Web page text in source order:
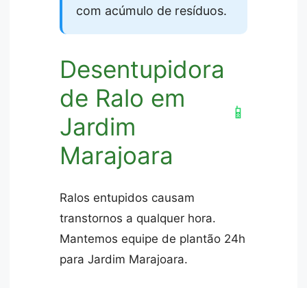
com acúmulo de resíduos.
Desentupidora
de Ralo em
Jardim
Marajoara
📱
Ralos entupidos causam
transtornos a qualquer hora.
Mantemos equipe de plantão 24h
para Jardim Marajoara.